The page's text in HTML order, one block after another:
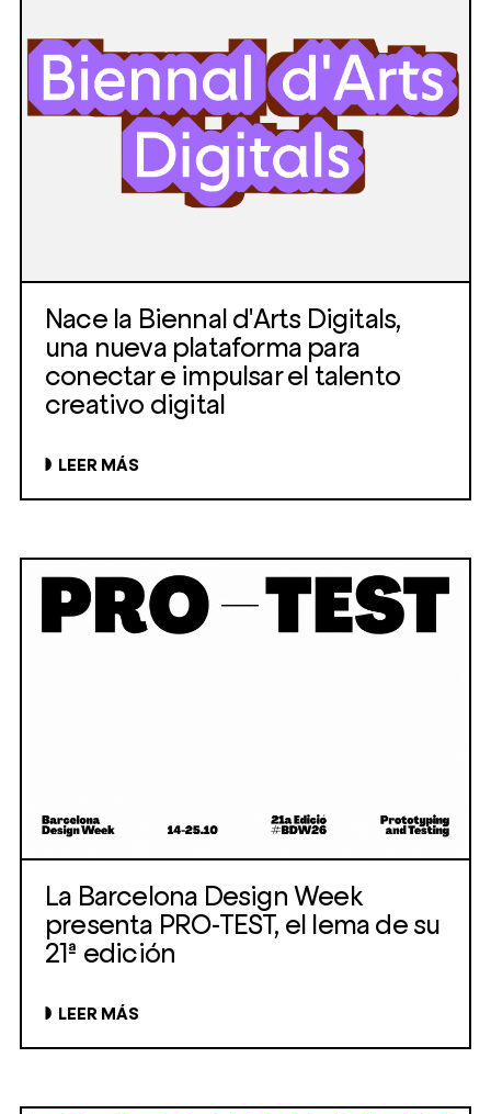
Nace la Biennal d'Arts Digitals,
una nueva plataforma para
conectar e impulsar el talento
creativo digital
LEER MÁS
La Barcelona Design Week
presenta PRO-TEST, el lema de su
21ª edición
LEER MÁS